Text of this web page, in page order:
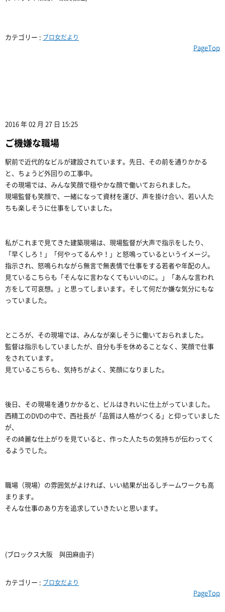
カテゴリー : ブロ女だより
PageTop
2016 年 02 月 27 日 15:25
ご機嫌な職場
駅前で近代的なビルが建設されています。先日、その前を通りかかる
と、ちょうど外回りの工事中。
その現場では、みんな笑顔で穏やかな顔で働いておられました。
現場監督も笑顔で、一緒になって資材を運び、声を掛け合い、若い人た
ちも楽しそうに仕事をしていました。
私がこれまで見てきた建築現場は、現場監督が大声で指示をしたり、
「早くしろ！」「何やってるんや！」と怒鳴っているというイメージ。
指示され、怒鳴られながら無言で無表情で仕事をする若者や年配の人。
見ているこちらも「そんなに言わなくてもいいのに。」「あんな言われ
方をして可哀想。」と思ってしまいます。そして何だか嫌な気分にもな
っていました。
ところが、その現場では、みんなが楽しそうに働いておられました。
監督は指示もしていましたが、自分も手を休めることなく、笑顔で仕事
をされています。
見ているこちらも、気持ちがよく、笑顔になりました。
後日、その現場を通りかかると、ビルはきれいに仕上がっていました。
西精工のDVDの中で、西社長が「品質は人格がつくる」と仰っていました
が、
その綺麗な仕上がりを見ていると、作った人たちの気持ちが伝わってく
るようでした。
職場（現場）の雰囲気がよければ、いい結果が出るしチームワークも高
まります。
そんな仕事のあり方を追求していきたいと思います。
(ブロックス大阪 與田麻由子)
カテゴリー : ブロ女だより
PageTop